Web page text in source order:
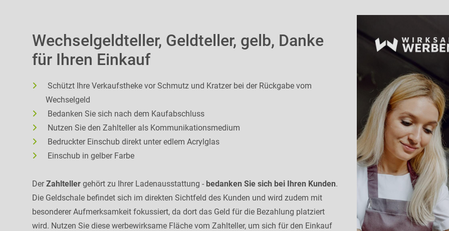
Wechselgeldteller, Geldteller, gelb, Danke
für Ihren Einkauf
Schützt Ihre Verkaufstheke vor Schmutz und Kratzer bei der Rückgabe vom
Wechselgeld
Bedanken Sie sich nach dem Kaufabschluss
Nutzen Sie den Zahlteller als Kommunikationsmedium
Bedruckter Einschub direkt unter edlem Acrylglas
Einschub in gelber Farbe
DerZahlteller gehört zu Ihrer Ladenausstattung - bedanken Sie sich bei Ihren Kunden.
Die Geldschale befindet sich im direkten Sichtfeld des Kunden und wird zudem mit
besonderer Aufmerksamkeit fokussiert, da dort das Geld für die Bezahlung platziert
wird. Nutzen Sie diese werbewirksame Fläche vom Zahlteller, um sich für den Einkauf